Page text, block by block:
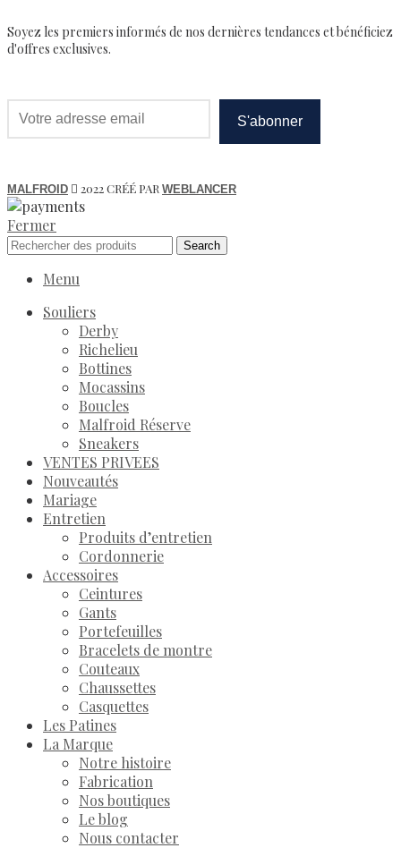
Soyez les premiers informés de nos dernières tendances et bénéficiez
d'offres exclusives.
MALFROID 2022 CRÉÉ PAR WEBLANCER
Fermer
Search
Menu
Souliers
Derby
Richelieu
Bottines
Mocassins
Boucles
Malfroid Réserve
Sneakers
VENTES PRIVEES
Nouveautés
Mariage
Entretien
Produits d’entretien
Cordonnerie
Accessoires
Ceintures
Gants
Portefeuilles
Bracelets de montre
Couteaux
Chaussettes
Casquettes
Les Patines
La Marque
Notre histoire
Fabrication
Nos boutiques
Le blog
Nous contacter